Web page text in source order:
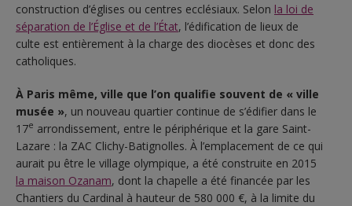
construction d’églises ou centres ecclésiaux. Selon la loi de
séparation de l’Église et de l’État, l’édification de lieux de
culte est entièrement à la charge des diocèses et donc des
catholiques.
À Paris même, ville que l’on qualifie souvent de « ville
musée », un nouveau quartier continue de s’édifier dans le
17e arrondissement, entre le périphérique et la gare Saint-
Lazare : la ZAC Clichy-Batignolles. À l’emplacement de ce qui
aurait pu être le village olympique, a été construite en 2015
la maison Ozanam, dont la chapelle a été financée par les
Chantiers du Cardinal à hauteur de 580 000 €, à la limite du